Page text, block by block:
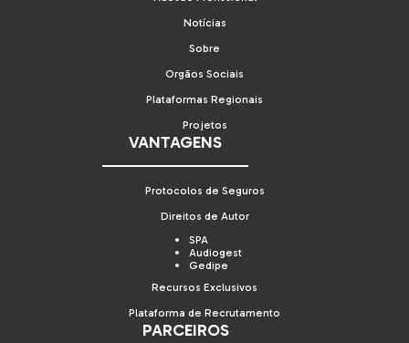
Notícias
Sobre
Orgãos Sociais
Plataformas Regionais
Projetos
VANTAGENS
Protocolos de Seguros
Direitos de Autor
SPA
Audiogest
Gedipe
Recursos Exclusivos
Plataforma de Recrutamento
PARCEIROS